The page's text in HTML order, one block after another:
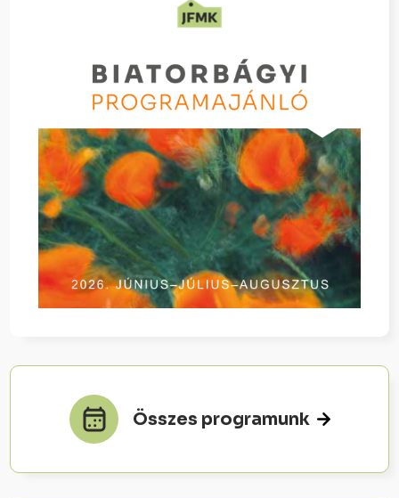
Összes programunk